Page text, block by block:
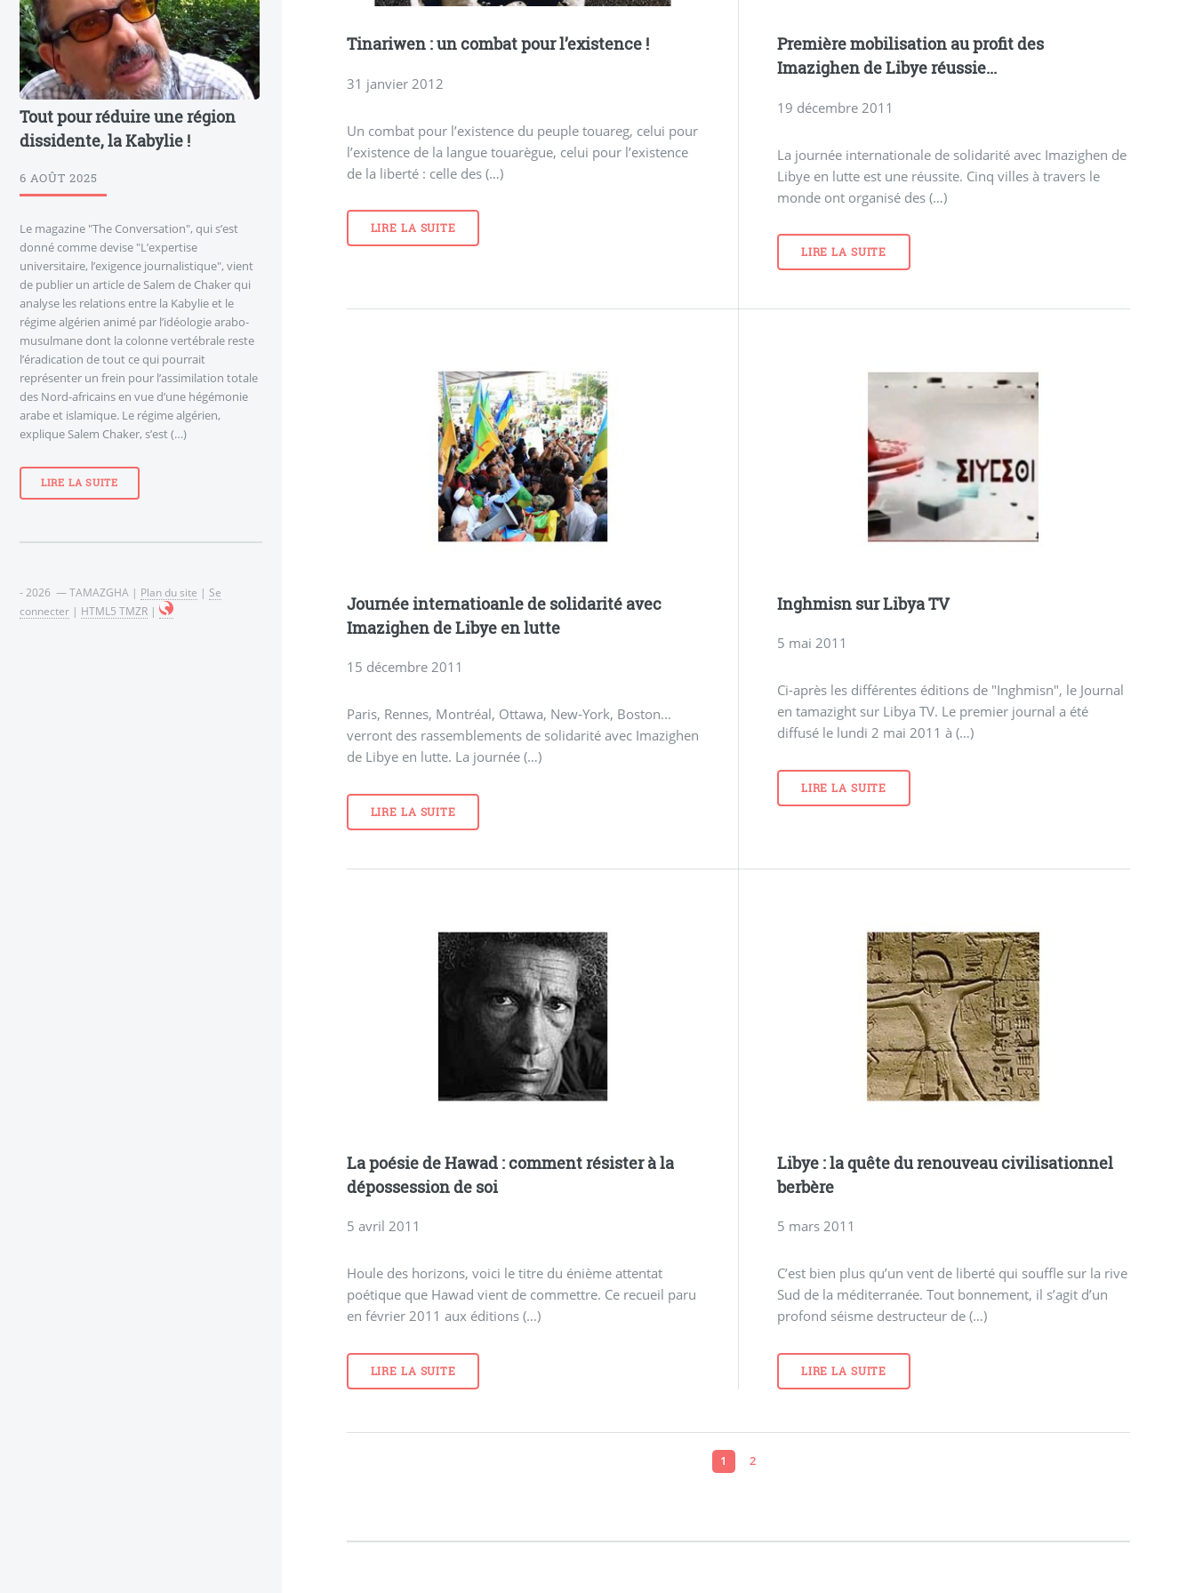
Tinariwen : un combat pour l’existence !
31 janvier 2012
Un combat pour l’existence du peuple touareg, celui pour
l’existence de la langue touarègue, celui pour l’existence
de la liberté : celle des (…)
LIRE LA SUITE
Première mobilisation au profit des
Imazighen de Libye réussie...
19 décembre 2011
La journée internationale de solidarité avec Imazighen de
Libye en lutte est une réussite. Cinq villes à travers le
monde ont organisé des (…)
LIRE LA SUITE
Journée internatioanle de solidarité avec
Imazighen de Libye en lutte
15 décembre 2011
Paris, Rennes, Montréal, Ottawa, New-York, Boston...
verront des rassemblements de solidarité avec Imazighen
de Libye en lutte. La journée (…)
LIRE LA SUITE
Inghmisn sur Libya TV
5 mai 2011
Ci-après les différentes éditions de "Inghmisn", le Journal
en tamazight sur Libya TV. Le premier journal a été
diffusé le lundi 2 mai 2011 à (…)
LIRE LA SUITE
La poésie de Hawad : comment résister à la
dépossession de soi
5 avril 2011
Houle des horizons, voici le titre du énième attentat
poétique que Hawad vient de commettre. Ce recueil paru
en février 2011 aux éditions (…)
LIRE LA SUITE
Libye : la quête du renouveau civilisationnel
berbère
5 mars 2011
C’est bien plus qu’un vent de liberté qui souffle sur la rive
Sud de la méditerranée. Tout bonnement, il s’agit d’un
profond séisme destructeur de (…)
LIRE LA SUITE
1 2
Tout pour réduire une région
dissidente, la Kabylie !
6 AOÛT 2025
Le magazine "The Conversation", qui s’est
donné comme devise "L’expertise
universitaire, l’exigence journalistique", vient
de publier un article de Salem de Chaker qui
analyse les relations entre la Kabylie et le
régime algérien animé par l’idéologie arabo-
musulmane dont la colonne vertébrale reste
l’éradication de tout ce qui pourrait
représenter un frein pour l’assimilation totale
des Nord-africains en vue d’une hégémonie
arabe et islamique. Le régime algérien,
explique Salem Chaker, s’est (…)
LIRE LA SUITE
- 2026 — TAMAZGHA | Plan du site | Se
connecter | HTML5 TMZR |